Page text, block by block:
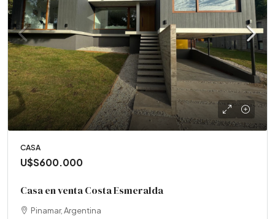
CASA
U$S600.000
Casa en venta Costa Esmeralda
Pinamar, Argentina